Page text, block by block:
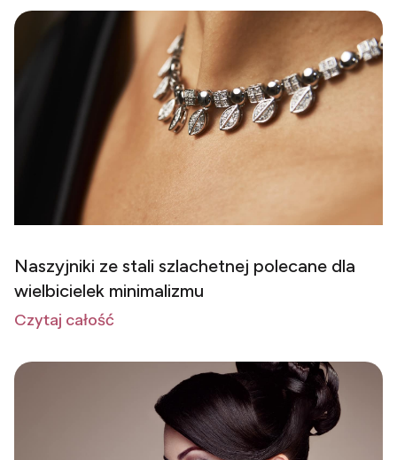
Naszyjniki ze stali szlachetnej polecane dla
wielbicielek minimalizmu
Czytaj całość